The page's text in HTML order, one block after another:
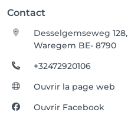
Contact
Desselgemseweg 128,
Waregem BE- 8790
+32472920106
Ouvrir la page web
Ouvrir Facebook